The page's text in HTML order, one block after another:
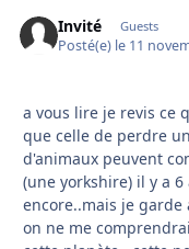
Invité Guests
Posté(e) le 11
a vous lire je revis ce
que celle de perdre
d'animaux peuvent
(une yorkshire) il y a
encore..mais je
on ne me